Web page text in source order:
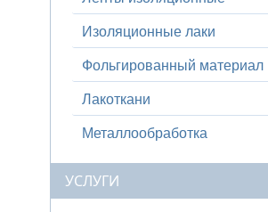
Изоляционные лаки
Фольгированный материал
Лакоткани
Металлообработка
УСЛУГИ